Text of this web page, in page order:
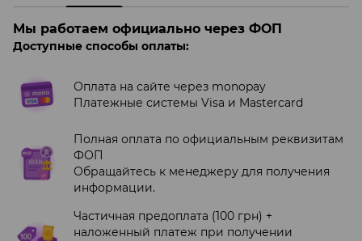
Мы работаем официально через ФОП
Доступные способы оплаты:
Оплата на сайте через monopay
Платежные системы Visa и Mastercard
Полная оплата по официальным реквизитам
ФОП
Обращайтесь к менеджеру для получения
информации.
Частичная предоплата (100 грн) +
наложенный платеж при получении